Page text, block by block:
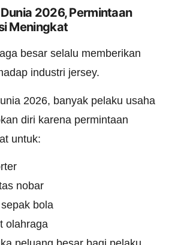
2026, Permintaan
Meningkat
besar selalu memberikan
industri jersey.
2026, banyak pelaku usaha
diri karena permintaan
untuk:
nobar
bola
olahraga